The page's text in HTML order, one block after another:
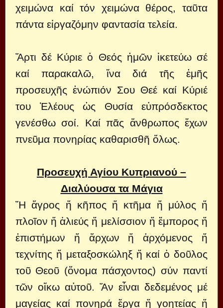
χειμώνα καί τόν χειμώνα θέρος, ταῦτα
πάντα εἰργαζόμην φαντασία τελεία.
Ἄρτι δέ Κύριε ὁ Θεός ἠμῶν ἱκετεύω σέ
καί παρακαλῶ, ἴνα διά τῆς ἐμῆς
προσευχῆς ἐνώπιόν Σου Θεέ καί Κύριέ
του Ἐλέους ὡς Θυσία εὐπρόσδεκτος
γενέσθω σοί. Καί πᾶς ἄνθρωπος ἔχων
πνεῦμα πονηρίας καθαρισθῆ ὅλως.
Προσευχή Αγίου Κυπριανού –
Διαλύουσα τα Μάγια
Ἤ ἄγρος ἤ κῆπος ἤ κτῆμα ἤ μύλος ἤ
πλοῖον ἤ ἁλιεύς ἤ μελίσσιον ἤ ἔμπορος ἤ
ἐπιστήμων ἤ ἄρχων ἤ ἀρχόμενος ἤ
τεχνίτης ἤ μεταξοσκώληξ ἤ καί ὁ δοῦλος
τοῦ Θεοῦ (ὄνομα πάσχοντος) σύν παντί
τῶν οἴκω αὐτοῦ. Ἄν εἶναι δεδεμένος μέ
μαγείας καί πονηρά ἔργα ἤ γοητείας ἤ